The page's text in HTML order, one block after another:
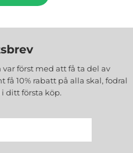
först med att få ta del av
10% rabatt på alla skal, fodral
i ditt första köp.